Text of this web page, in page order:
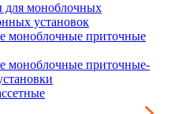
для моноблочных
установок
моноблочные приточные
моноблочные приточные-